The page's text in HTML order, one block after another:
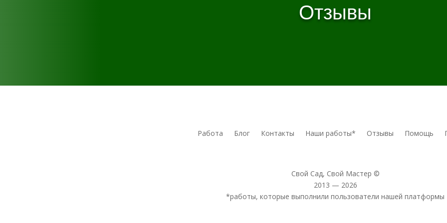
Отзывы
Работа Блог Контакты Наши работы* Отзывы Помощь
Свой Сад, Свой Мастер ©
2013 — 2026
*работы, которые выполнили пользователи нашей платформы